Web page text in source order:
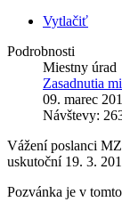
Vytlačiť
Podrobnosti
Miestny úrad
Zasadnutia
09. marec
Návštevy:
Vážení poslanci
uskutoční 19. 3.
Pozvánka je v